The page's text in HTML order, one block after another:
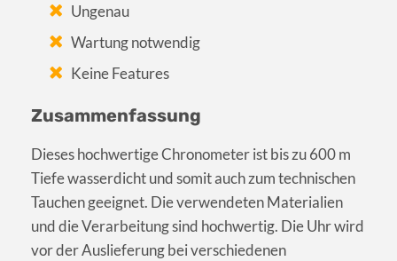
Ungenau
Wartung notwendig
Keine Features
Zusammenfassung
Dieses hochwertige Chronometer ist bis zu 600 m
Tiefe wasserdicht und somit auch zum technischen
Tauchen geeignet. Die verwendeten Materialien
und die Verarbeitung sind hochwertig. Die Uhr wird
vor der Auslieferung bei verschiedenen